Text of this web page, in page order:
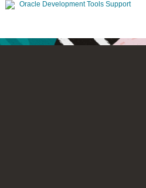
Oracle Development Tools Support